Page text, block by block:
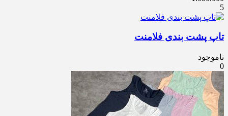
5
تاپ پشت بندی فلامنت
ناموجود
0